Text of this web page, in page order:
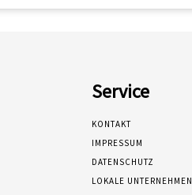
Service
KONTAKT
IMPRESSUM
DATENSCHUTZ
LOKALE UNTERNEHMEN